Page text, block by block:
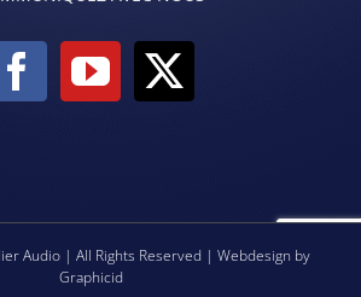
Audio | All Rights Reserved | Webdesign by
Graphicid